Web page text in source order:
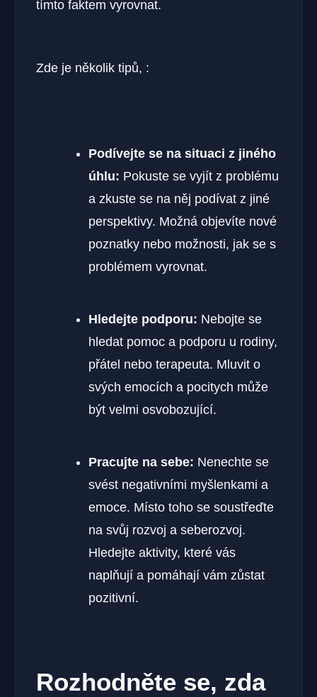
tímto faktem vyrovnat.
Zde je několik tipů, :
Podívejte se na situaci z jiného
úhlu: Pokuste se vyjít z problému
a zkuste se na něj podívat z jiné
perspektivy. Možná objevíte nové
poznatky nebo možnosti, jak se s
problémem vyrovnat.
Hledejte podporu: Nebojte se
hledat pomoc a podporu u rodiny,
přátel nebo terapeuta. Mluvit o
svých emocích a pocitych může
být velmi osvobozující.
Pracujte na sebe: Nenechte se
svést negativními myšlenkami a
emoce. Místo toho se soustřeďte
na svůj rozvoj a seberozvoj.
Hledejte aktivity, které vás
naplňují a pomáhají vám zůstat
pozitivní.
Rozhodněte se, zda